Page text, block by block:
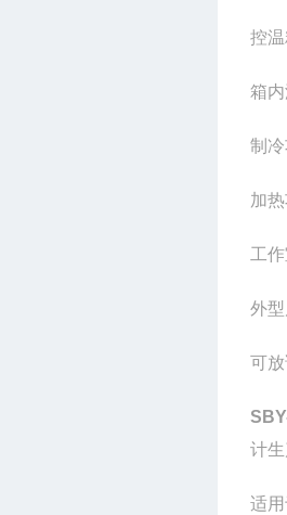
控
箱
制
加
工
外
可
计
适